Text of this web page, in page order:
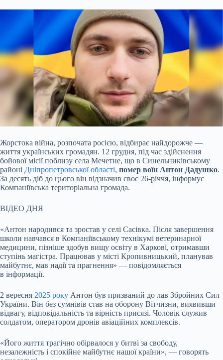
Жорстока війна, розпочата росією, відбирає найдорожче —
життя українських громадян. 12 грудня, під час здійснення
бойової місії поблизу села Мечетне, що в Синельниківському
районі Дніпропетровської області, помер воїн Антон Дадушко.
За десять діб до цього він відзначив своє 26-річчя, інформує
Компаніївська територіальна громада.
ВІДЕО ДНЯ
«Антон народився та зростав у селі Сасівка. Після завершення
школи навчався в Компаніївському технікумі ветеринарної
медицини, пізніше здобув вищу освіту в Харкові, отримавши
ступінь магістра. Працював у місті Кропивницький, планував
майбутнє, мав надії та прагнення» — повідомляється
в інформації.
2 вересня 2025 року Антон був призваний до лав Збройних Сил
України. Він без сумнівів став на оборону Вітчизни, виявивши
відвагу, відповідальність та вірність присязі. Чоловік служив
солдатом, оператором дронів авіаційних комплексів.
«Його життя трагічно обірвалося у битві за свободу,
незалежність і спокійне майбутнє нашої країни», — говорять